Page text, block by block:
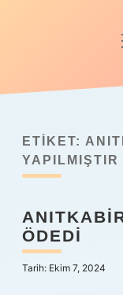
Anasayfa
Yasal Uyarı
ETIKET:
YAPILMIŞTIR
ÖDEDI
Tarih: Ekim 7, 2024